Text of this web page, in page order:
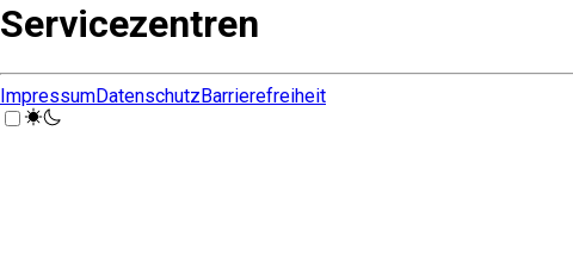
Servicezentren
ImpressumDatenschutzBarrierefreiheit